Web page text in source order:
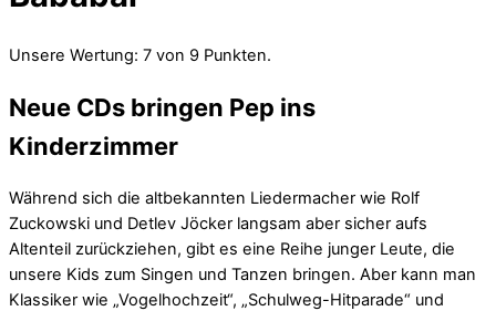
Unsere Wertung: 7 von 9 Punkten.
Neue CDs bringen Pep ins
Kinderzimmer
Während sich die altbekannten Liedermacher wie Rolf
Zuckowski und Detlev Jöcker langsam aber sicher aufs
Altenteil zurückziehen, gibt es eine Reihe junger Leute, die
unsere Kids zum Singen und Tanzen bringen. Aber kann man
Klassiker wie „Vogelhochzeit“, „Schulweg-Hitparade“ und